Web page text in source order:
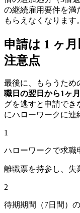
の継続雇用要件を満
もらえなくなります。
申請は 1 ヶ
注意点
最後に、もらうため
職日の翌日から1ヶ
グを逃すと申請でき
にハローワークに連
1
ハローワークで求職
離職票を持参し、失
2
待期期間（7日間）